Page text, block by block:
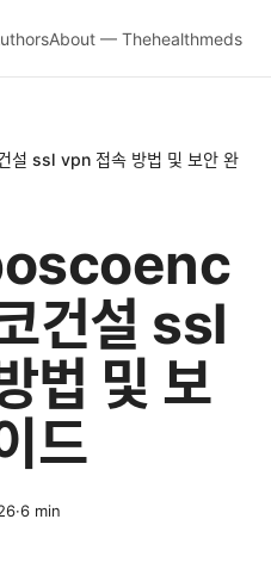
About — Thehealthmeds
ssl vpn 접속 방법 및 보안 완
건설 ssl
법 및 보
드
·6 min